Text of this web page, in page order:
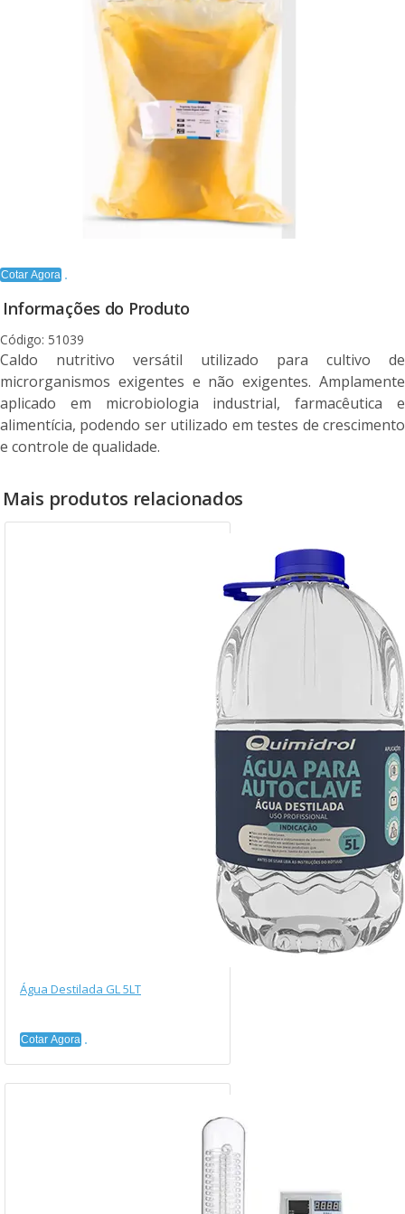
Cotar Agora
Informações do Produto
Código: 51039
Caldo nutritivo versátil utilizado para cultivo de
microrganismos exigentes e não exigentes. Amplamente
aplicado em microbiologia industrial, farmacêutica e
alimentícia, podendo ser utilizado em testes de crescimento
e controle de qualidade.
Mais produtos relacionados
Água Destilada GL 5LT
Cotar Agora